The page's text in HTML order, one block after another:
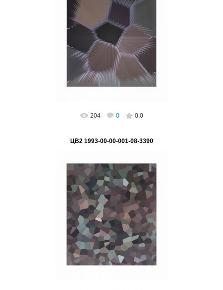
02.03.2023
"Свечение разделения" Серия "Цифра - основа
глобализации"
Подпись на картине: нет, возможно
поставить, Автор: ...
ВетВиктор
204 0 0.0
ЦВ2 1993-00-00-001-08-3390
02.03.2023
"Однообразие разнообразия ГЛОБАЛИЗАЦИИ"
Серия "Цифра - основа глобализации"
Подпись на картине: нет, возможно ...
ВетВиктор